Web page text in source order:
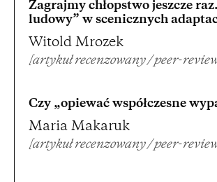
Zagrajmy chłopstwo jeszcze
ludowy” w scenicznych
Witold Mrozek
[artykuł recenzowany / peer-
Czy „opiewać współczesne
Maria Makaruk
[artykuł recenzowany / peer-